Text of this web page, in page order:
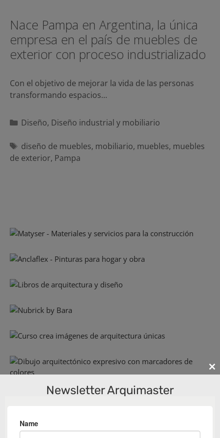
Nace Pampa en Argentina, la única
empresa en el país de muebles de
exterior con proceso industrializado
Con el objetivo de mejorar la vida de las personas
transformando espacios…
Categorías
Diseño, Diseño industrial y mobiliario
Etiquetas
diseño de muebles, mobiliario, muebles, muebles
de exterior, Pampa
Newsletter Arquimaster